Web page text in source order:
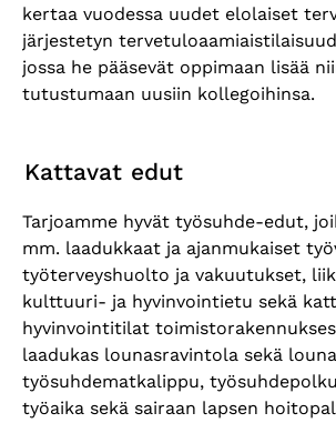
kertaa vuodessa uudet elolaiset
järjestetyn
jossa he pääsevät oppimaan lisää
tutustumaan uusiin kollegoihinsa.
Kattavat edut
Tarjoamme hyvät työsuhde-edut,
mm. laadukkaat ja ajanmukaiset
työterveyshuolto ja vakuutukset,
kulttuuri- ja hyvinvointietu sekä
hyvinvointitilat
laadukas lounasravintola sekä
työsuhdematkalippu,
työaika sekä sairaan lapsen